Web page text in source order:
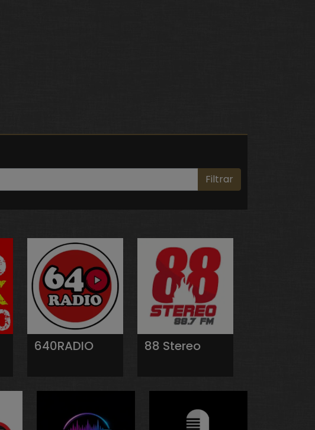
Filtrar
640RADIO 88 Stereo